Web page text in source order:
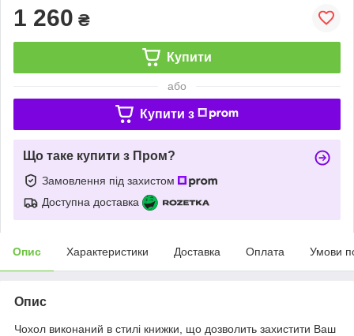
1 260 ₴
Купити
або
Купити з
Що таке купити з Пром?
Замовлення під захистом
Доступна доставка
Опис Характеристики Доставка Оплата Умови
Опис
Чохол виконаний в стилі книжки, що дозволить захистити Ваш